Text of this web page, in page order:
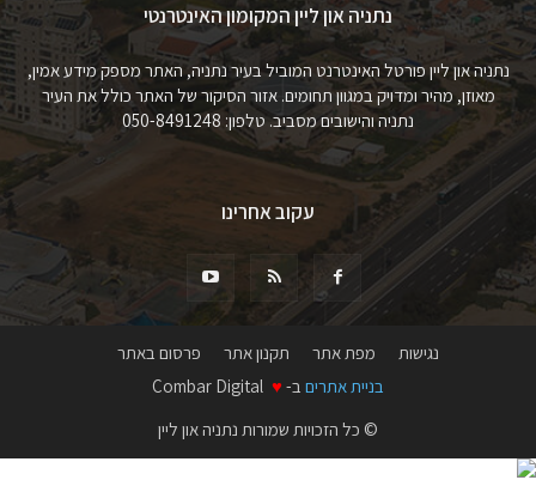
נתניה און ליין המקומון האינטרנטי
נתניה און ליין פורטל האינטרנט המוביל בעיר נתניה, האתר מספק מידע אמין,
מאוזן, מהיר ומדויק במגוון תחומים. אזור הסיקור של האתר כולל את העיר
נתניה והישובים מסביב. טלפון: 050-8491248
עקוב אחרינו
נגישות מפת אתר תקנון אתר
פרסום באתר
בניית אתרים ב- ♥
© כל הזכויות שמורות נתניה און ליין